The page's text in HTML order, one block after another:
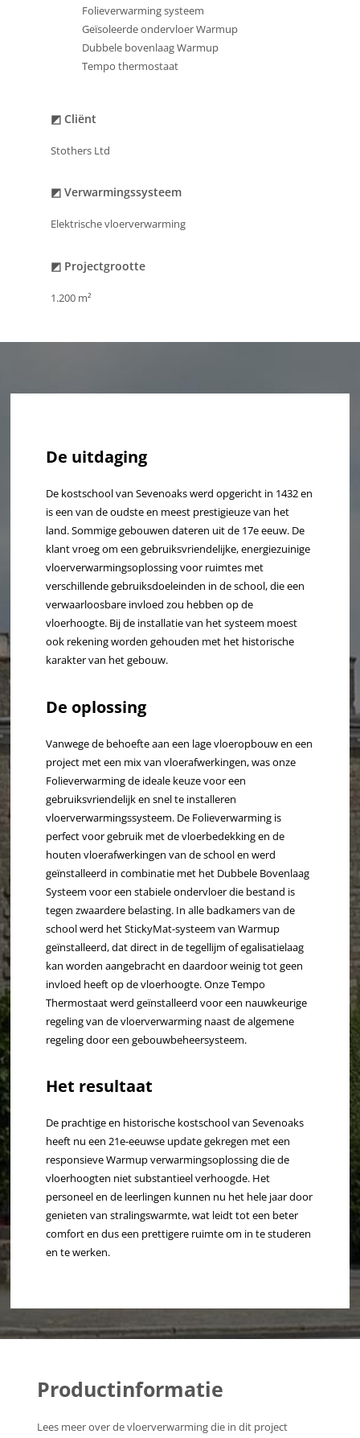
Folieverwarming systeem
Geïsoleerde ondervloer Warmup
Dubbele bovenlaag Warmup
Tempo thermostaat
◩ Cliënt
Stothers Ltd
◩ Verwarmingssysteem
Elektrische vloerverwarming
◩ Projectgrootte
1.200 m²
De uitdaging
De kostschool van Sevenoaks werd opgericht in 1432 en
is een van de oudste en meest prestigieuze van het
land. Sommige gebouwen dateren uit de 17e eeuw. De
klant vroeg om een gebruiksvriendelijke, energiezuinige
vloerverwarmingsoplossing voor ruimtes met
verschillende gebruiksdoeleinden in de school, die een
verwaarloosbare invloed zou hebben op de
vloerhoogte. Bij de installatie van het systeem moest
ook rekening worden gehouden met het historische
karakter van het gebouw.
De oplossing
Vanwege de behoefte aan een lage vloeropbouw en een
project met een mix van vloerafwerkingen, was onze
Folieverwarming de ideale keuze voor een
gebruiksvriendelijk en snel te installeren
vloerverwarmingssysteem. De Folieverwarming is
perfect voor gebruik met de vloerbedekking en de
houten vloerafwerkingen van de school en werd
geïnstalleerd in combinatie met het Dubbele Bovenlaag
Systeem voor een stabiele ondervloer die bestand is
tegen zwaardere belasting. In alle badkamers van de
school werd het StickyMat-systeem van Warmup
geïnstalleerd, dat direct in de tegellijm of egalisatielaag
kan worden aangebracht en daardoor weinig tot geen
invloed heeft op de vloerhoogte. Onze Tempo
Thermostaat werd geïnstalleerd voor een nauwkeurige
regeling van de vloerverwarming naast de algemene
regeling door een gebouwbeheersysteem.
Het resultaat
De prachtige en historische kostschool van Sevenoaks
heeft nu een 21e-eeuwse update gekregen met een
responsieve Warmup verwarmingsoplossing die de
vloerhoogten niet substantieel verhoogde. Het
personeel en de leerlingen kunnen nu het hele jaar door
genieten van stralingswarmte, wat leidt tot een beter
comfort en dus een prettigere ruimte om in te studeren
en te werken.
Productinformatie
Lees meer over de vloerverwarming die in dit project